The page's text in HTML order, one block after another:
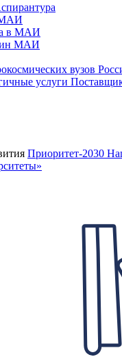
МАИ
в МАИ
МАИ
вузов
услуги
Приоритет-2030